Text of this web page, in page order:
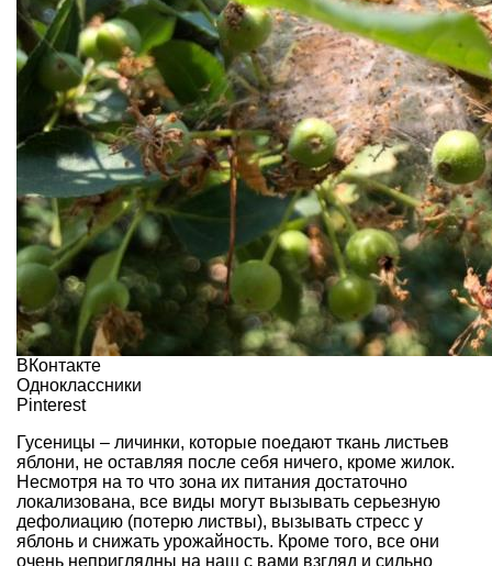
ВКонтакте
Одноклассники
Pinterest
Гусеницы – личинки, которые поедают ткань листьев
яблони, не оставляя после себя ничего, кроме жилок.
Несмотря на то что зона их питания достаточно
локализована, все виды могут вызывать серьезную
дефолиацию (потерю листвы), вызывать стресс у
яблонь и снижать урожайность. Кроме того, все они
очень неприглядны на наш с вами взгляд и сильно